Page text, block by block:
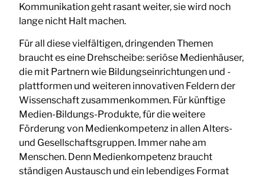
Kommunikation geht rasant weiter, sie wird noch
lange nicht Halt machen.
Für all diese vielfältigen, dringenden Themen
braucht es eine Drehscheibe: seriöse Medienhäuser,
die mit Partnern wie Bildungseinrichtungen und -
plattformen und weiteren innovativen Feldern der
Wissenschaft zusammenkommen. Für künftige
Medien-Bildungs-Produkte, für die weitere
Förderung von Medienkompetenz in allen Alters-
und Gesellschaftsgruppen. Immer nahe am
Menschen. Denn Medienkompetenz braucht
ständigen Austausch und ein lebendiges Format